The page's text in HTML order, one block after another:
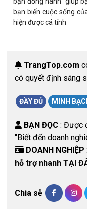
bạn biến cuộc sống
hiện được cá tính
TrangTop.com
có quyết định sáng
ĐẦY ĐỦ MINH
BẠN ĐỌC : Được
"Biết đến doanh
DOANH NGHIỆP
hỗ trợ nhanh TẠI
Chia sẻ